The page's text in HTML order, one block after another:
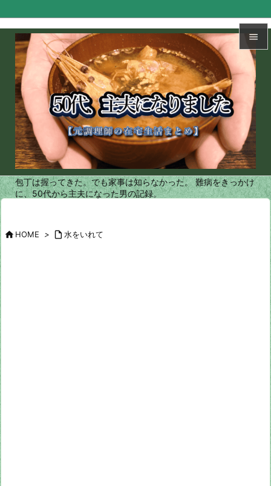


メニュ

サイド

前へ

次へ

検索
包丁は握ってきた。でも家事は知らなかった。 難病をきっかけ
に、50代から主夫になった男の記録。
HOME >  水をいれて